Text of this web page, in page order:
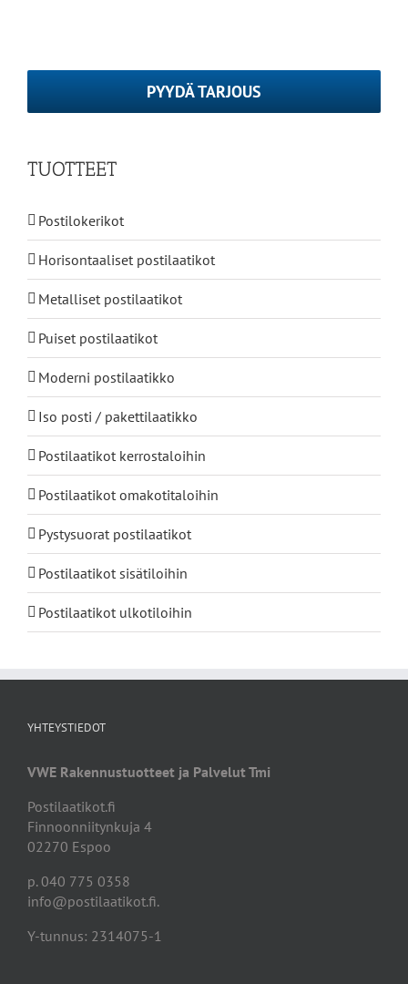
PYYDÄ TARJOUS
TUOTTEET
Postilokerikot
Horisontaaliset postilaatikot
Metalliset postilaatikot
Puiset postilaatikot
Moderni postilaatikko
Iso posti / pakettilaatikko
Postilaatikot kerrostaloihin
Postilaatikot omakotitaloihin
Pystysuorat postilaatikot
Postilaatikot sisätiloihin
Postilaatikot ulkotiloihin
YHTEYSTIEDOT
VWE Rakennustuotteet ja Palvelut Tmi
Postilaatikot.fi
Finnoonniitynkuja 4
02270 Espoo
p. 040 775 0358
info@postilaatikot.fi.
Y-tunnus: 2314075-1